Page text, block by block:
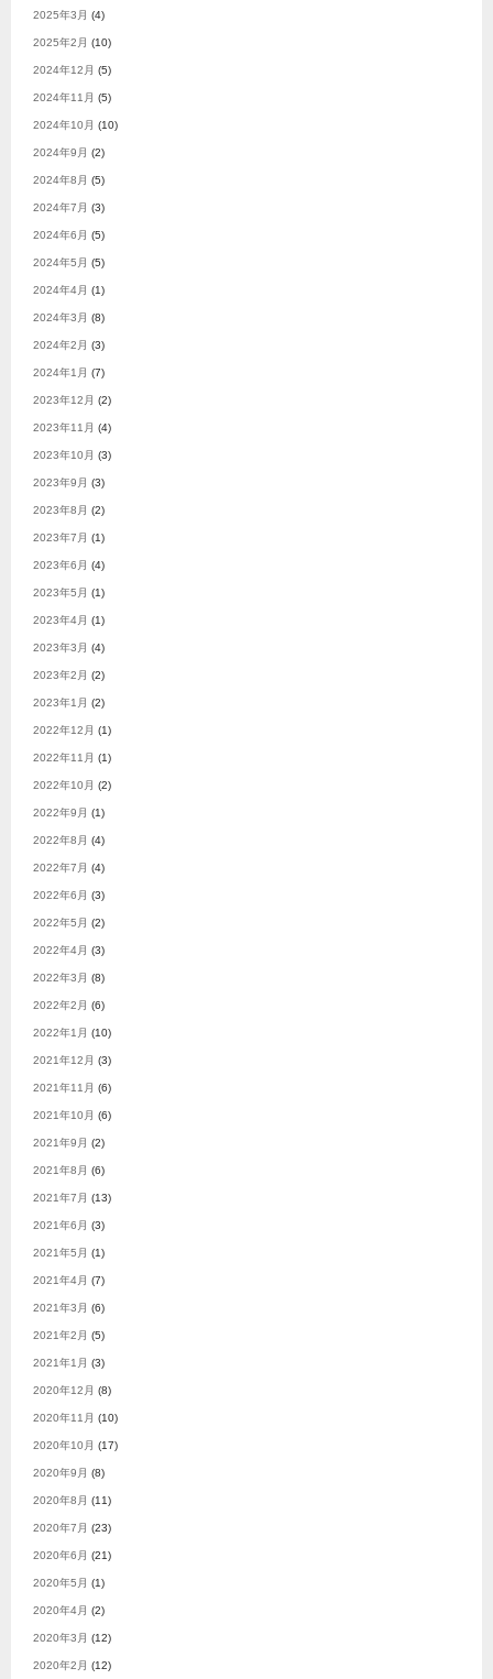
2025年3月 (4)
2025年2月 (10)
2024年12月 (5)
2024年11月 (5)
2024年10月 (10)
2024年9月 (2)
2024年8月 (5)
2024年7月 (3)
2024年6月 (5)
2024年5月 (5)
2024年4月 (1)
2024年3月 (8)
2024年2月 (3)
2024年1月 (7)
2023年12月 (2)
2023年11月 (4)
2023年10月 (3)
2023年9月 (3)
2023年8月 (2)
2023年7月 (1)
2023年6月 (4)
2023年5月 (1)
2023年4月 (1)
2023年3月 (4)
2023年2月 (2)
2023年1月 (2)
2022年12月 (1)
2022年11月 (1)
2022年10月 (2)
2022年9月 (1)
2022年8月 (4)
2022年7月 (4)
2022年6月 (3)
2022年5月 (2)
2022年4月 (3)
2022年3月 (8)
2022年2月 (6)
2022年1月 (10)
2021年12月 (3)
2021年11月 (6)
2021年10月 (6)
2021年9月 (2)
2021年8月 (6)
2021年7月 (13)
2021年6月 (3)
2021年5月 (1)
2021年4月 (7)
2021年3月 (6)
2021年2月 (5)
2021年1月 (3)
2020年12月 (8)
2020年11月 (10)
2020年10月 (17)
2020年9月 (8)
2020年8月 (11)
2020年7月 (23)
2020年6月 (21)
2020年5月 (1)
2020年4月 (2)
2020年3月 (12)
2020年2月 (12)